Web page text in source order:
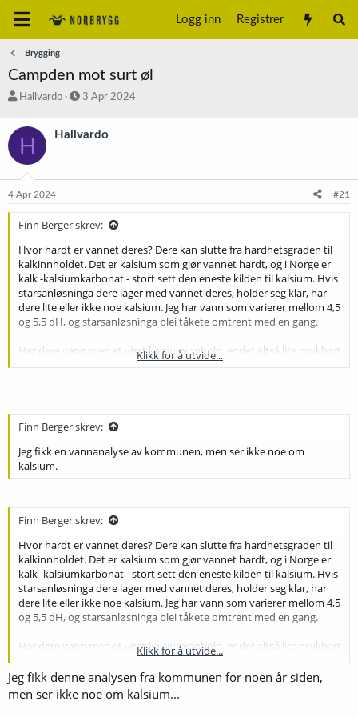
Logg inn Registrer
Brygging
Campden mot surt øl
T
å
d
s
a
r
t
e
Hallvardo
S
r
a
o
3 Apr 2024
H Hallvardo
4 Apr 2024 #21
Finn Berger skrev:
Hvor hardt er vannet deres? Dere kan slutte fra hardhetsgraden til
kalkinnholdet. Det er kalsium som gjør vannet hardt, og i Norge er
kalk -kalsiumkarbonat - stort sett den eneste kilden til kalsium. Hvis
starsanløsninga dere lager med vannet deres, holder seg klar, har
dere lite eller ikke noe kalsium. Jeg har vann som varierer mellom 4,5
og 5,5 dH, og starsanløsninga blei tåkete omtrent med en gang.
Har dere vann med et visst kalsiuminnhold, er det altså lite brukbart
til å lage starsanoppløsning, som@Kloakkforklarer.
Jeg er enig med
@Kloakk
gjennom krana.
brukes, men det krever en del arbeid:
http://braukaiser.com/wiki/index.php?
gjort dette, og kommer aldri til å gjøre det
.)
Klikk for å utvide...
Finn Berger skrev:
Jeg fikk en vannanalyse av kommunen, men ser ikke noe om
kalsium.
Finn Berger skrev:
Hvor hardt er vannet deres? Dere kan slutte fra hardhetsgraden til
kalkinnholdet. Det er kalsium som gjør vannet hardt, og i Norge er
kalk -kalsiumkarbonat - stort sett den eneste kilden til kalsium. Hvis
starsanløsninga dere lager med vannet deres, holder seg klar, har
dere lite eller ikke noe kalsium. Jeg har vann som varierer mellom 4,5
og 5,5 dH, og starsanløsninga blei tåkete omtrent med en gang.
Har dere vann med et visst kalsiuminnhold, er det altså lite brukbart
til å lage starsanoppløsning, som@Kloakkforklarer.
Hydrogenperoksid er jeg usikker på om er noe alternativ. Iodofor
var et vanlig produkt tidligere, men det trur jeg ikke selges her
lenger. Klorin kan brukes, men da må det skylles etter.
Klikk for å utvide...
Jeg fikk denne analysen fra kommunen for noen år siden,
men ser ikke noe om kalsium...